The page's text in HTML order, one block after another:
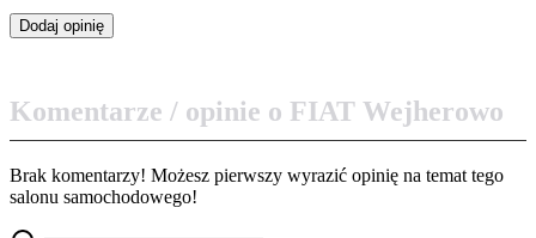
Komentarze / opinie o FIAT Wejherowo
Brak komentarzy! Możesz pierwszy wyrazić opinię na temat tego
salonu samochodowego!